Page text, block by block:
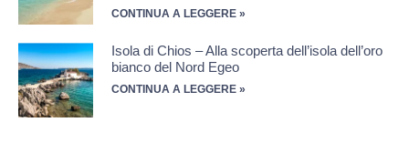
CONTINUA A LEGGERE »
Isola di Chios – Alla scoperta dell’isola dell’oro
bianco del Nord Egeo
CONTINUA A LEGGERE »